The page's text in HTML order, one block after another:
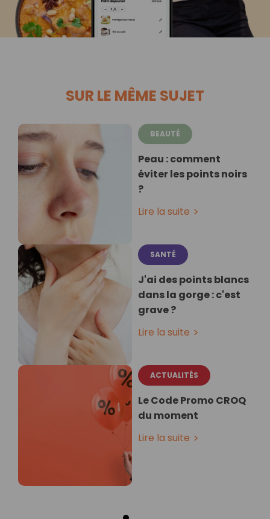
SUR LE MÊME SUJET
BEAUTÉ
Peau : comment
éviter les points noirs
?
Lire la suite
SANTÉ
J'ai des points blancs
dans la gorge : c'est
grave ?
Lire la suite
ACTUALITÉS
Le Code Promo CROQ
du moment
Lire la suite